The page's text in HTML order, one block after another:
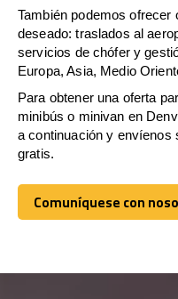
También podemos
deseado: traslados al
servicios de chófer y
Europa, Asia, Medio
Para obtener una oferta
minibús o minivan en
a continuación y envíenos
gratis.
Comuníquese con
Comuníquese con